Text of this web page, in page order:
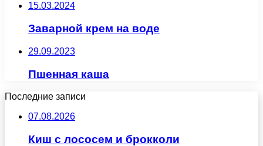
15.03.2024
Заварной крем на воде
29.09.2023
Пшенная каша
Последние записи
07.08.2026
Киш с лососем и брокколи